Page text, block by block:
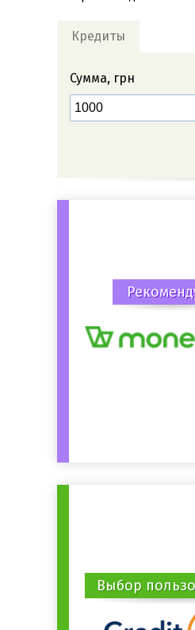
Кредиты
Сумма, грн
Выбор